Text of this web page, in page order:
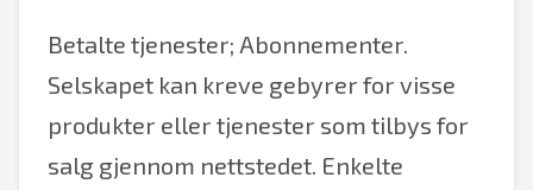
Betalte tjenester; Abonnementer.
Selskapet kan kreve gebyrer for visse
produkter eller tjenester som tilbys for
salg gjennom nettstedet. Enkelte